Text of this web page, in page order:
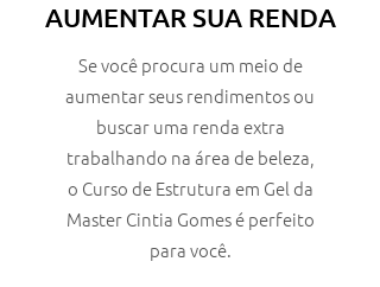
AUMENTAR SUA RENDA
Se você procura um meio de
aumentar seus rendimentos ou
buscar uma renda extra
trabalhando na área de beleza,
o Curso de Estrutura em Gel da
Master Cintia Gomes é perfeito
para você.